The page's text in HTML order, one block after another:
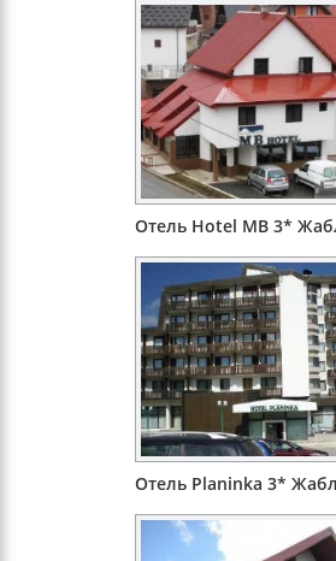
Отель Hotel MB 3*
Отель Planinka 3*